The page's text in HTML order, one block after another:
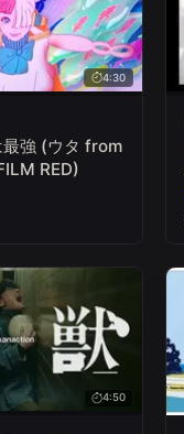
4:30
最強 (ウタ from
RED)
4:50